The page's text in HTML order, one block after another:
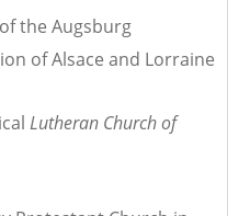
the Augsburg
of Alsace and Lorraine
Lutheran Church of